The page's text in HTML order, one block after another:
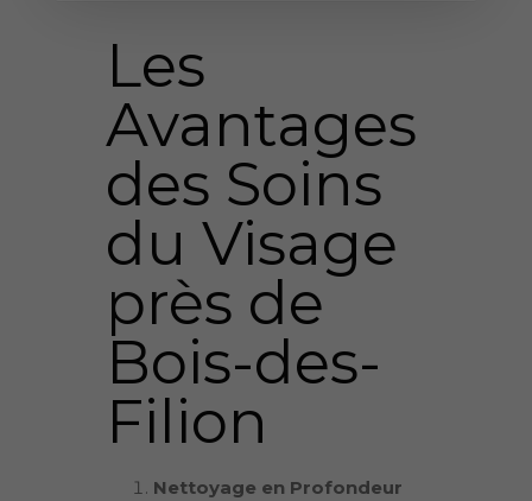
Les
Avantages
des Soins
du Visage
près de
Bois-des-
Filion
Nettoyage en Profondeur